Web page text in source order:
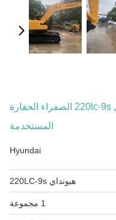
الحفارة القديمة للإنشاءات هيونداي 220lc-9s الصفراء الحفارة
المستخدمة
Hyundai
هيونداي 220LC-9s
1 مجموعة